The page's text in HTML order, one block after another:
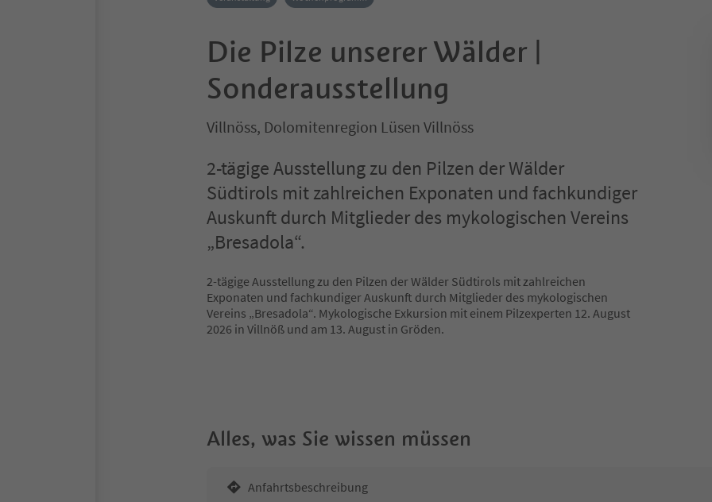
Die Pilze unserer Wälder |
Sonderausstellung
Villnöss, Dolomitenregion Lüsen Villnöss
2-tägige Ausstellung zu den Pilzen der Wälder
Südtirols mit zahlreichen Exponaten und fachkundiger
Auskunft durch Mitglieder des mykologischen Vereins
„Bresadola“.
2-tägige Ausstellung zu den Pilzen der Wälder Südtirols mit zahlreichen
Exponaten und fachkundiger Auskunft durch Mitglieder des mykologischen
Vereins „Bresadola“. Mykologische Exkursion mit einem Pilzexperten 12. August
2026 in Villnöß und am 13. August in Gröden.
Alles, was Sie wissen müssen
Anfahrtsbeschreibung